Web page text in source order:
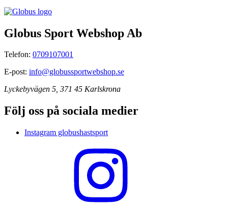
Globus Sport Webshop Ab
Telefon: 0709107001
E-post: info@globussportwebshop.se
Lyckebyvägen 5, 371 45 Karlskrona
Följ oss på sociala medier
Instagram globushastsport